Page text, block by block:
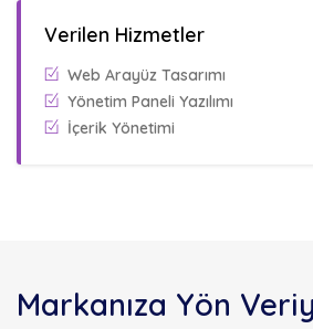
Verilen Hizmetler
Web Arayüz Tasarımı
Yönetim Paneli Yazılımı
İçerik Yönetimi
Markanıza Yön